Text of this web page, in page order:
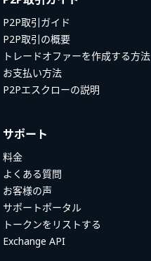
P2P取引ガイド
P2P取引の概要
トレードオファーを作成する方法
お支払い方法
P2Pエスクローの説明
サポート
料金
よくある質問
お客様の声
サポートポータル
トークンをリストする
Exchange API